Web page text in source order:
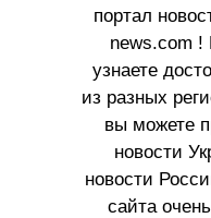
портал
news.com
узнаете
из разных
вы можете
новости
новости
сайта